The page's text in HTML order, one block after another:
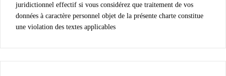
juridictionnel effectif si vous considérez que traitement de vos
données à caractère personnel objet de la présente charte constitue
une violation des textes applicables